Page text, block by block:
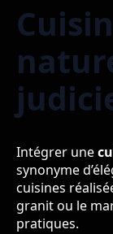
Intégrer une
synonyme
cuisines
granit ou le
pratiques.